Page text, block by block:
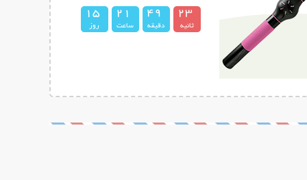
22
3
ثانیه
49
دقیقه
2 1
ساعت
1 5
روز